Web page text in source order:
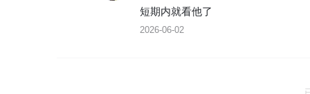
短期内就看他了
2026-06-02